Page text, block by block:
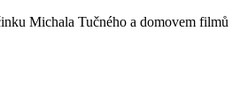
Michala Tučného a domovem filmů